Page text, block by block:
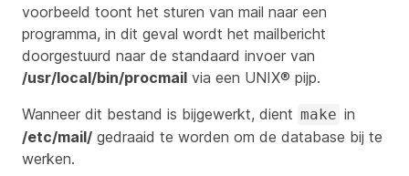
voorbeeld toont het sturen van mail naar een
programma, in dit geval wordt het mailbericht
doorgestuurd naar de standaard invoer van
/usr/local/bin/procmail via een UNIX® pijp.
Wanneer dit bestand is bijgewerkt, dient make in
/etc/mail/ gedraaid te worden om de database bij te
werken.